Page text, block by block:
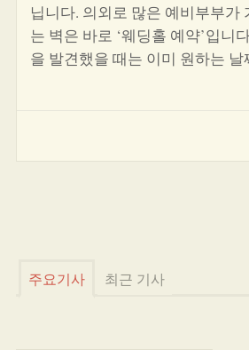
닙니다. 의외로 많은 예비부부가
는 벽은 바로 ‘웨딩홀 예약’입니
을 발견했을 때는 이미 원하는 날
주요기사 최근 기사